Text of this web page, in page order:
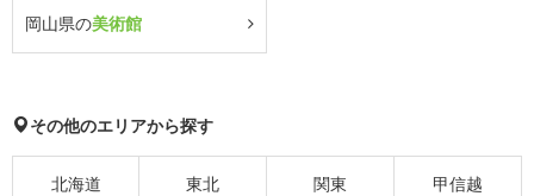
岡山県の美術館
その他のエリアから探す
北海道 東北 関東 甲信越